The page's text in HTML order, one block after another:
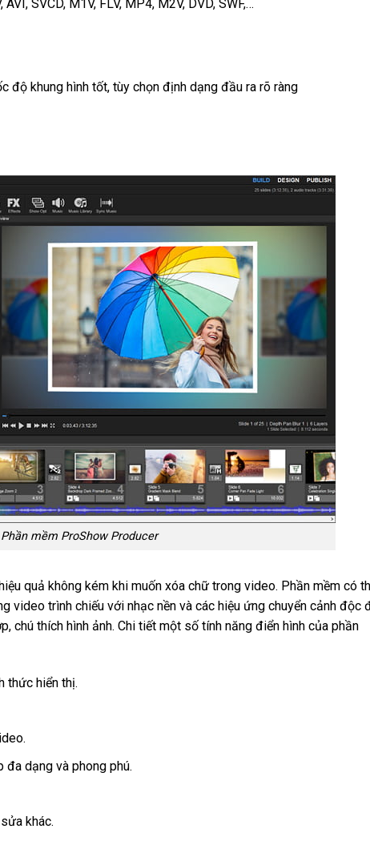
SVCD, M1V, FLV, MP4, M2V, DVD, SWF,…
độ khung hình tốt, tùy chọn định dạng đầu ra rõ ràng
Phần mềm ProShow Producer
quả không kém khi muốn xóa chữ trong video. Phần mềm có
video trình chiếu với nhạc nền và các hiệu ứng chuyển cảnh độc
chú thích hình ảnh. Chi tiết một số tính năng điển hình của phần
thức hiển thị.
đa dạng và phong phú.
khác.